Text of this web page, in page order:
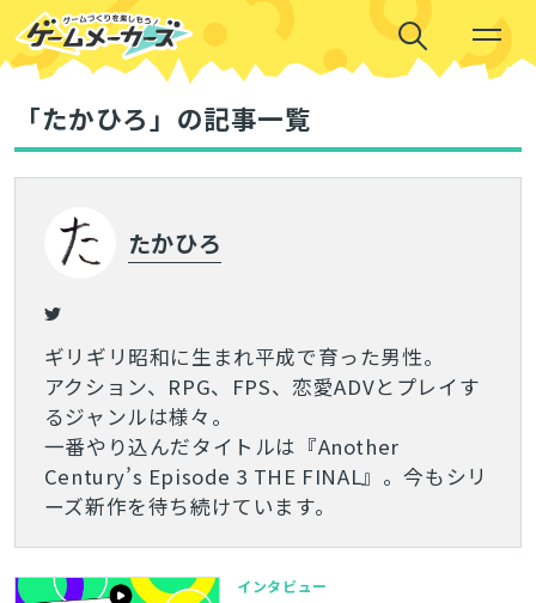
「たかひろ」の記事一覧
たかひろ
ギリギリ昭和に生まれ平成で育った男性。
アクション、RPG、FPS、恋愛ADVとプレイす
るジャンルは様々。
一番やり込んだタイトルは『Another
Century’s Episode 3 THE FINAL』。今もシリ
ーズ新作を待ち続けています。
インタビュー